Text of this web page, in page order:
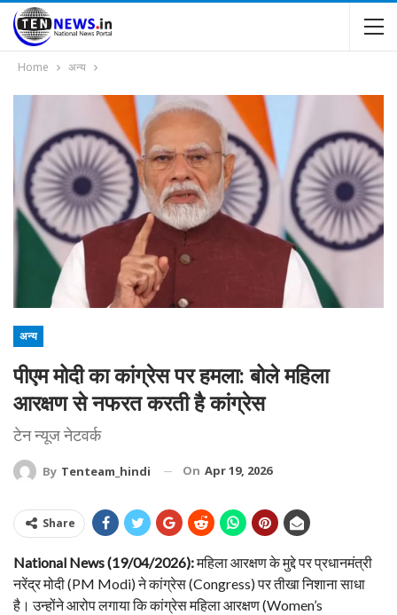
Home अन्य
अन्य
पीएम मोदी का कांग्रेस पर हमला: बोले महिला
आरक्षण से नफरत करती है कांग्रेस
टेन न्यूज नेटवर्क
By Tenteam_hindi On Apr 19, 2026
Share
National News (19/04/2026):महिला आरक्षण के मुद्दे पर प्रधानमंत्री
नरेंद्र मोदी (PM Modi) ने कांग्रेस (Congress) पर तीखा निशाना साधा
है। उन्होंने आरोप लगाया कि कांग्रेस महिला आरक्षण (Women’s